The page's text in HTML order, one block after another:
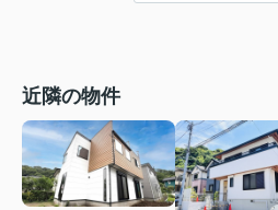
近隣の物件